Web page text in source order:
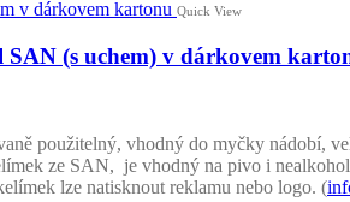
Quick View
(s uchem) v dárkovem
použitelný, vhodný do myčky nádobí,
ze SAN, je vhodný na pivo i
lze natisknout reklamu nebo logo. (